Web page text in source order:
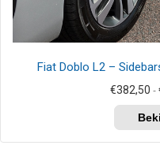
Fiat Doblo L2 –
€382,50 -